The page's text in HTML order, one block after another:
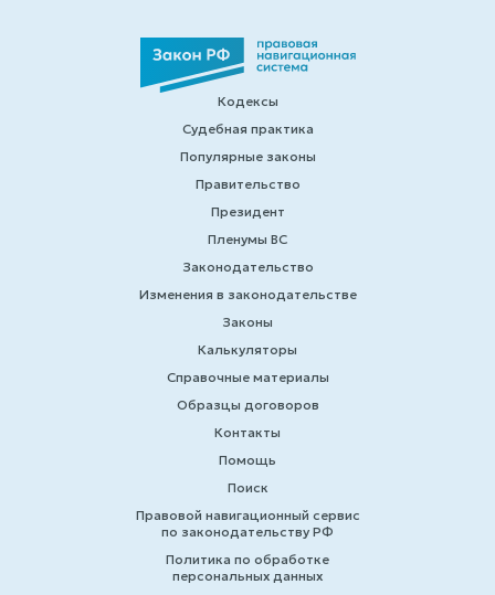
Кодексы
Судебная практика
Популярные законы
Правительство
Президент
Пленумы ВС
Законодательство
Изменения в законодательстве
Законы
Калькуляторы
Справочные материалы
Образцы договоров
Контакты
Помощь
Поиск
Правовой навигационный сервис
по законодательству РФ
Политика по обработке
персональных данных